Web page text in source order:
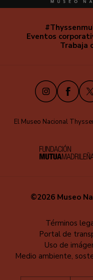
Navegación
secundaria
Eventos
Trabaja
Instagram X
El Museo Nacional
©2026 Museo
pie
Términos
Portal de
Uso de
Medio ambiente,